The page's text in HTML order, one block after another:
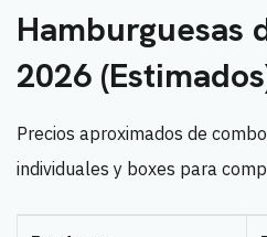
Hamburguesas
2026
Precios aproximados de
individuales y boxes para